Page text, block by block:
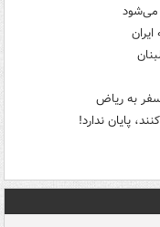
می‌شود
به ریاض
پایان ندارد!